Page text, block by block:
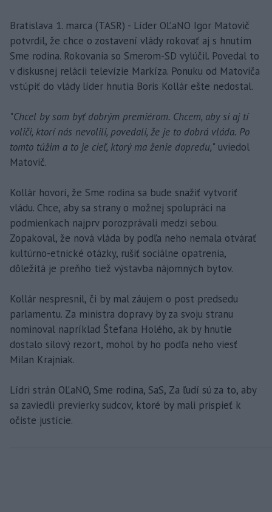
Bratislava 1. marca (TASR) - Líder OĽaNO Igor Matovič
potvrdil, že chce o zostavení vlády rokovať aj s hnutím
Sme rodina. Rokovania so Smerom-SD vylúčil. Povedal to
v diskusnej relácii televízie Markíza. Ponuku od Matoviča
vstúpiť do vlády líder hnutia Boris Kollár ešte nedostal.
"Chcel by som byť dobrým premiérom. Chcem, aby si aj tí
voliči, ktorí nás nevolili, povedali, že je to dobrá vláda. Po
tomto túžim a to je cieľ, ktorý ma ženie dopredu," uviedol
Matovič.
Kollár hovorí, že Sme rodina sa bude snažiť vytvoriť
vládu. Chce, aby sa strany o možnej spolupráci na
podmienkach najprv porozprávali medzi sebou.
Zopakoval, že nová vláda by podľa neho nemala otvárať
kultúrno-etnické otázky, rušiť sociálne opatrenia,
dôležitá je preňho tiež výstavba nájomných bytov.
Kollár nespresnil, či by mal záujem o post predsedu
parlamentu. Za ministra dopravy by za svoju stranu
nominoval napríklad Štefana Holého, ak by hnutie
dostalo silový rezort, mohol by ho podľa neho viesť
Milan Krajniak.
Lídri strán OĽaNO, Sme rodina, SaS, Za ľudí sú za to, aby
sa zaviedli previerky sudcov, ktoré by mali prispieť k
očiste justície.